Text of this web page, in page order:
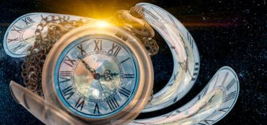
Espiritualidad
Mediakit
abre en nueva pestaña
México